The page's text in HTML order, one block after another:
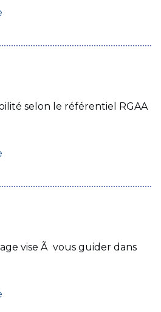
selon le référentiel RGAA
vise Ã vous guider dans